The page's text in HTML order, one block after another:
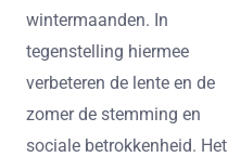
wintermaanden. In
tegenstelling hiermee
verbeteren de lente en de
zomer de stemming en
sociale betrokkenheid. Het